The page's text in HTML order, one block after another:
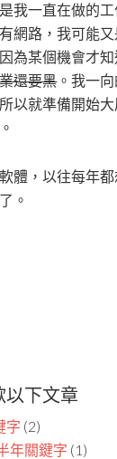
我一直在做的
網路，我可能
為某個機會才
還要黑。我一
以就準備開始
體，以往每年
。
以下文章
字 (2)
年關鍵字 (1)